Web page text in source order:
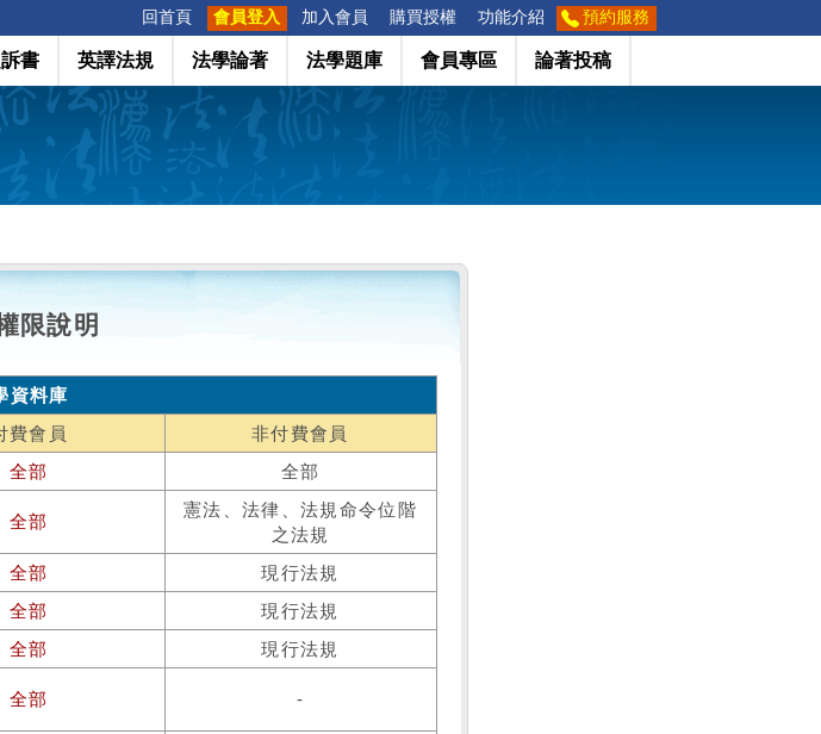
回首頁 會員登入 加入會員 購買授權 功能介紹 預約服務
書 英譯法規 法學論著 法學題庫 會員專區 論著投稿
限說明
資料庫
費會員
非付費會員
全部 全部
全部
憲法、法律、法規命令位階
之法規
全部
現行法規
全部
現行法規
全部
現行法規
全部 -